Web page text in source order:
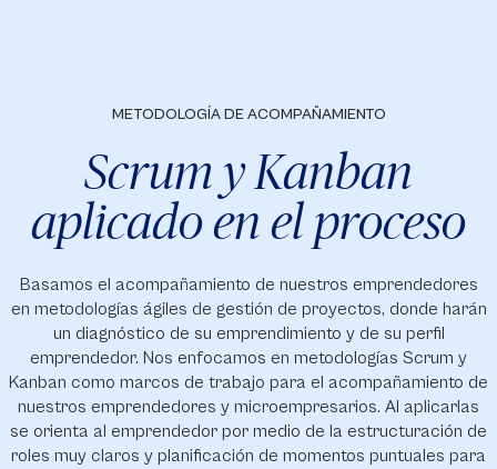
METODOLOGÍA DE ACOMPAÑAMIENTO
Scrum y Kanban
aplicado en el proceso
Basamos el acompañamiento de nuestros emprendedores
en metodologías ágiles de gestión de proyectos, donde harán
un diagnóstico de su emprendimiento y de su perfil
emprendedor. Nos enfocamos en metodologías Scrum y
Kanban como marcos de trabajo para el acompañamiento de
nuestros emprendedores y microempresarios. Al aplicarlas
se orienta al emprendedor por medio de la estructuración de
roles muy claros y planificación de momentos puntuales para